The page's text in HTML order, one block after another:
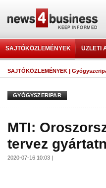
SAJTÓKÖZLEMÉNYEK ÜZLETI
SAJTÓKÖZLEMÉNYEK |
GYÓGYSZERIPAR
MTI:
tervez
2020-07-16 10:03 |